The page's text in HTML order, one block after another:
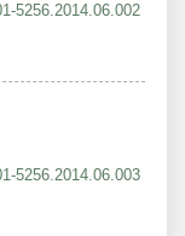
5256.2014.06.002
5256.2014.06.003